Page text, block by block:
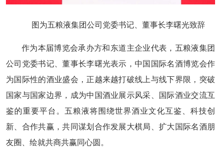
图为五粮液集团公司党委书记、董事长李曙光致辞
作为本届博览会承办方和东道主企业代表，五粮液集团
公司党委书记、董事长李曙光表示，中国国际名酒博览会作
为国际性的酒业盛会，正越来越打破线上与线下界限，突破
国家与国家边界，成为中国酒业展示风采、国际酒业交流互
鉴的重要平台。五粮液将围绕世界酒业文化互鉴、科技创
新、合作共赢，共同谋划合作发展大棋局、扩大国际名酒朋
友圈、绘就共商共赢同心圆。